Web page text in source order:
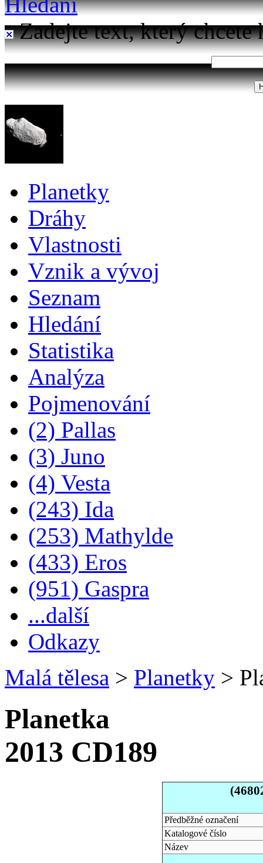
Zadejte text, který chcete
Planetky
Dráhy
Vlastnosti
Vznik a vývoj
Seznam
Hledání
Statistika
Analýza
Pojmenování
(2) Pallas
(3) Juno
(4) Vesta
(243) Ida
(253) Mathylde
(433) Eros
(951) Gaspra
...další
Odkazy
Malá tělesa > Planetky >
Planetka
2013 CD189
Předběžné označení
Katalogové číslo
Název